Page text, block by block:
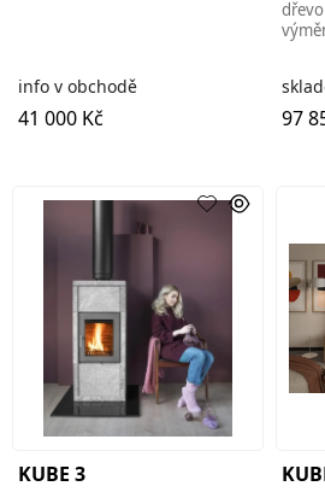
info v obchodě
41 000 Kč 97
KUBE 3